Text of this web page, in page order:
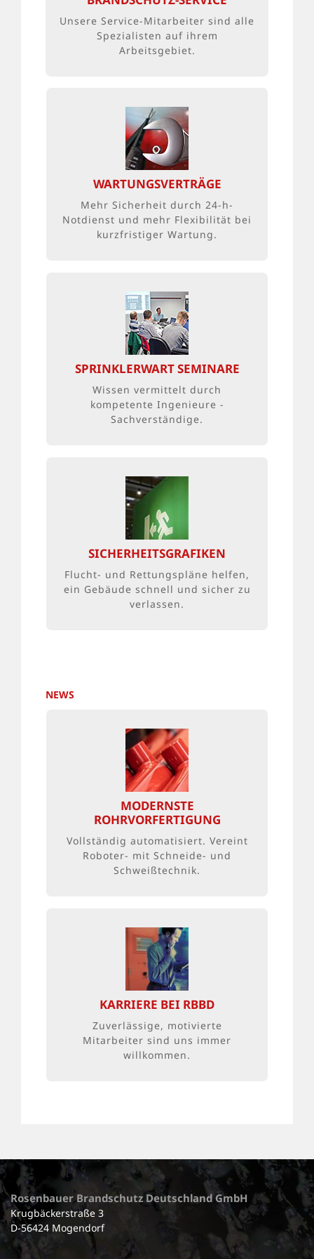
Unsere Service-Mitarbeiter sind alle
Spezialisten auf ihrem
Arbeitsgebiet.
kontinuierliche Wartung und
Instandsetzung die Leistungsmerkmale
zuverlässig erhalten.
WARTUNGSVERTRÄGE
Mehr Sicherheit durch 24-h-
Notdienst und mehr Flexibilität bei
kurzfristiger Wartung.
BUNDESWEITES SERVICENETZ
Durch den gezielten Einsatz unserer
Techniker können auch
außerplanmäßige Arbeiten an
realisiert werden
SPRINKLERWART SEMINARE
Wissen vermittelt durch
kompetente Ingenieure -
Sachverständige.
THEORIE UND PRAXIS
Die 1,5-tägige Schulung in Mogendorf
richtet sich an Fachmonteure,
Versorgungs-techniker, haustechnisches
Fachpersonal und Haustechniker.
SICHERHEITSGRAFIKEN
Flucht- und Rettungspläne helfen,
ein Gebäude schnell und sicher zu
verlassen.
NORMGERECHT VOM
FACHBETRIEB
Bei Brandschutzkonzepten sind Flucht-,
Linien- und Feuerwehrpläne eine
wichtiger Faktor. Normgerechte
Zugängen, Fluchtwegen
oder Sicherheitseinrichtungen.
NEWS
MODERNSTE
ROHRVORFERTIGUNG
Vollständig automatisiert. Vereint
Roboter- mit Schneide- und
Schweißtechnik.
BEDARFSGERECHTE
EIGENENTWICKLUNG
Die enorme Flexibilität der Anlage
ist ein großer Vorteil, um
individuellen Kundenwünsche
rasch erfüllen zu können.
KARRIERE BEI RBBD
Zuverlässige, motivierte
Mitarbeiter sind uns immer
willkommen.
WIR SUCHEN SIE!
Ingenieur, Elektriker, Vertriebler, Service-
Techniker oder etwas ganz anderes? Wir
freuen uns auch über Initiativ-
Bewerbungen.
Rosenbauer Brandschutz Deutschland GmbH
Krugbäckerstraße 3
D-56424 Mogendorf